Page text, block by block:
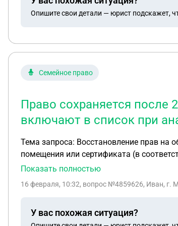
Опишите свои детали — юрист подскажет,
Семейное право
Право сохраняется после
включают в список при
Тема запроса: Восстановление прав на
помещения или сертификата (в соответствии с Федеральным
14.05.1990 г. (35 лет), Суть проблемы: В несовершеннолетнем возрасте я фактически относился к категории ребенка, оставшегося без попечения родителей, что
достижения 23 лет (до мая 2013 г.). В
Окружной администрации г. Якутска
Показать полностью
16 февраля, 10:32, вопрос №4859626, Иван, г.
У вас похожая ситуация?